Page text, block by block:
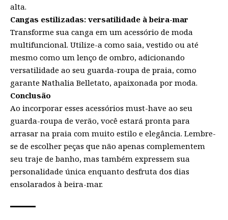
alta.
Cangas estilizadas: versatilidade à beira-mar
Transforme sua canga em um acessório de moda
multifuncional. Utilize-a como saia, vestido ou até
mesmo como um lenço de ombro, adicionando
versatilidade ao seu guarda-roupa de praia, como
garante Nathalia Belletato, apaixonada por moda.
Conclusão
Ao incorporar esses acessórios must-have ao seu
guarda-roupa de verão, você estará pronta para
arrasar na praia com muito estilo e elegância. Lembre-
se de escolher peças que não apenas complementem
seu traje de banho, mas também expressem sua
personalidade única enquanto desfruta dos dias
ensolarados à beira-mar.